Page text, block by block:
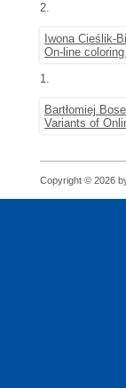
2.
Iwona Cieślik-
On-line
1.
Bartłomiej
Variants of
Copyright © 2026